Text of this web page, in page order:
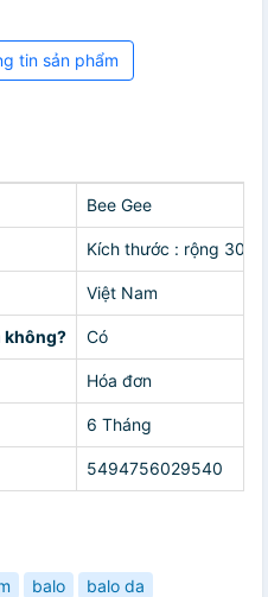
tin sản phẩm
Bee Gee
Kích thước : rộng
Việt Nam
không? Có
Hóa đơn
6 Tháng
5494756029540
balo
balo da